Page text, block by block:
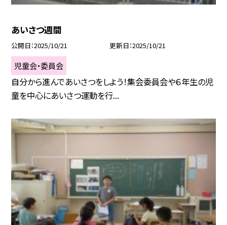
あいさつ週間
公開日 2025/10/21 更新日 2025/10/21
児童会・委員会
自分から進んであいさつをしよう！集会委員会や６年生の児
童を中心にあいさつ運動を行...